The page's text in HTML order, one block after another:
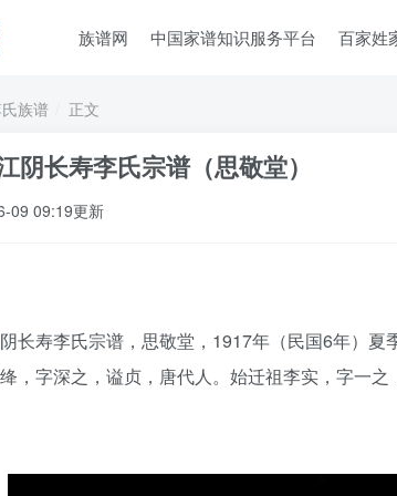
族谱网 中国家谱知识服务平台 百家姓
族谱 正文
阴长寿李氏宗谱（思敬堂）
09 09:19更新
长寿李氏宗谱，思敬堂，1917年（民国6年）夏
，字深之，谥贞，唐代人。始迁祖李实，字一之